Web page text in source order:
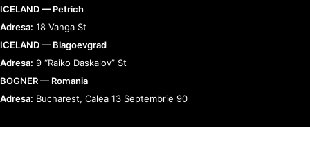
ICELAND — Petrich
Adresa: 18 Vanga St
ICELAND — Blagoevgrad
Adresa: 9 “Raiko Daskalov” St
BOGNER — Romania
Adresa: Bucharest, Calea 13 Septembrie 90